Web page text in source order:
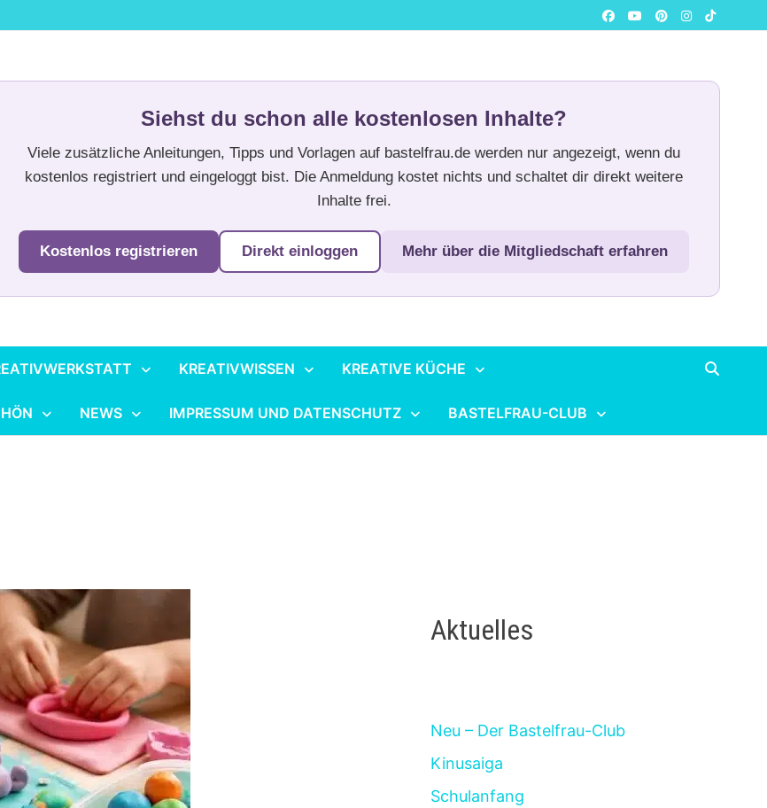
Siehst du schon alle kostenlosen Inhalte?
Viele zusätzliche Anleitungen, Tipps und Vorlagen auf bastelfrau.de werden nur angezeigt, wenn du
kostenlos registriert und eingeloggt bist. Die Anmeldung kostet nichts und schaltet dir direkt weitere
Inhalte frei.
Kostenlos registrieren Direkt einloggen Mehr über die Mitgliedschaft erfahren
KREATIVWISSEN KREATIVE KÜCHE
NEWS IMPRESSUM UND DATENSCHUTZ BASTELFRAU-CLUB
Aktuelles
Neu – Der Bastelfrau-Club
Kinusaiga
Schulanfang